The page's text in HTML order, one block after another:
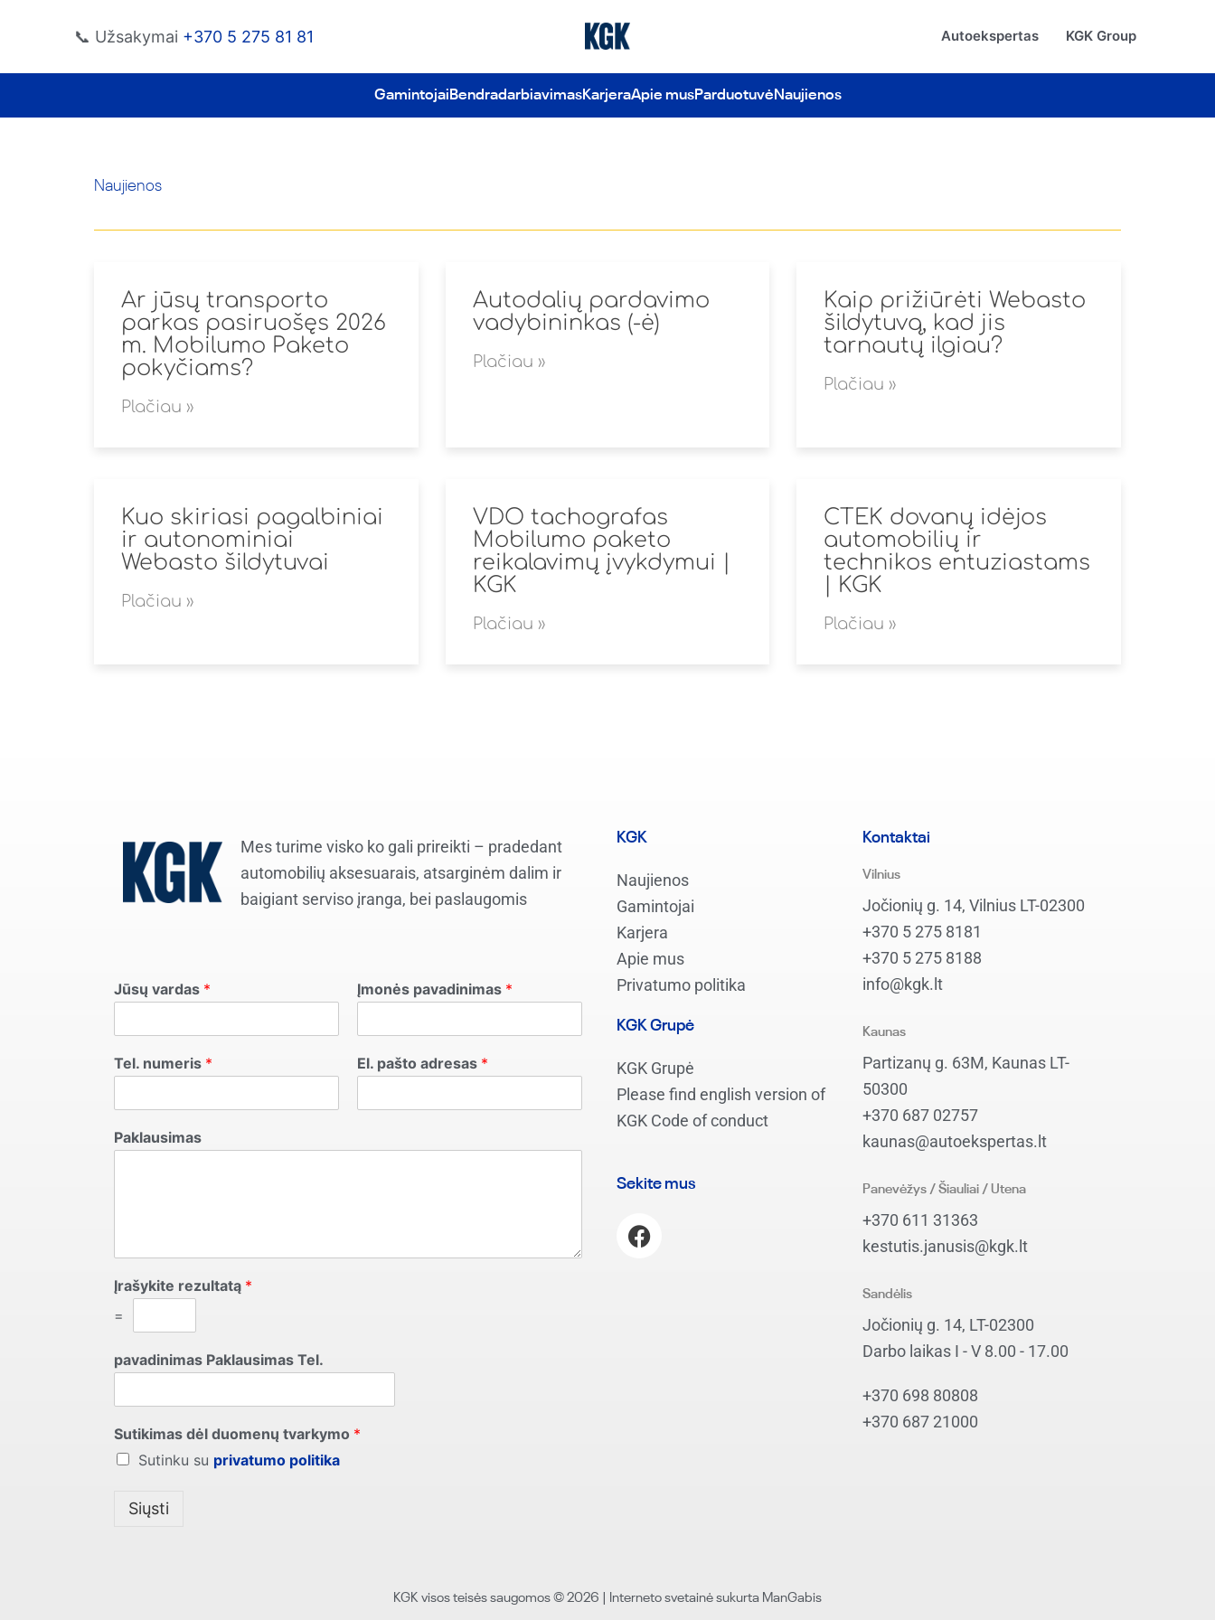
📞 Užsakymai +370 5 275 81 81 Autoekspertas KGK Group
Gamintojai BendradarbiavimasKarjeraApie musParduotuvė Naujienos
Naujienos
Ar jūsų transporto
parkas pasiruošęs 2026
m. Mobilumo Paketo
pokyčiams?
Plačiau »
Autodalių pardavimo
vadybininkas (-ė)
Plačiau »
Kaip prižiūrėti Webasto
šildytuvą, kad jis
tarnautų ilgiau?
Plačiau »
Kuo skiriasi pagalbiniai
ir autonominiai
Webasto šildytuvai
Plačiau »
VDO tachografas
Mobilumo paketo
reikalavimų įvykdymui |
KGK
Plačiau »
CTEK dovanų idėjos
automobilių ir
technikos entuziastams
| KGK
Plačiau »
Mes turime visko ko gali prireikti – pradedant
automobilių aksesuarais, atsarginėm dalim ir
baigiant serviso įranga, bei paslaugomis
Jūsų vardas * Įmonės pavadinimas *
Tel. numeris * El. pašto adresas *
Paklausimas
Įrašykite rezultatą *
=
pavadinimas Paklausimas Tel.
Sutikimas dėl duomenų tvarkymo *
Sutinku su privatumo politika
Siųsti
KGK
Naujienos
Gamintojai
Karjera
Apie mus
Privatumo politika
KGK Grupė
KGK Grupė
Please find english version of
KGK Code of conduct
Sekite mus
F
a
Kontaktai
Vilnius
Jočionių g. 14, Vilnius LT-02300
+370 5 275 8181
+370 5 275 8188
info@kgk.lt
Kaunas
Partizanų g. 63M, Kaunas LT-
50300
+370 687 02757
kaunas@autoekspertas.lt
Panevėžys / Šiauliai / Utena
+370 611 31363
kestutis.janusis@kgk.lt
Sandėlis
Jočionių g. 14, LT-02300
Darbo laikas I - V 8.00 - 17.00
+370 698 80808
+370 687 21000
KGK visos teisės saugomos © 2026 | Interneto svetainė sukurta ManGabis